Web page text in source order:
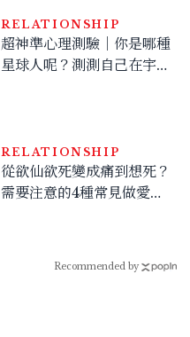
超神準心理測驗｜你是哪種
星球人呢？測測自己在宇宙
RELATIONSHIP
從欲仙欲死變成痛到想死？
需要注意的4種常見做愛體
RELATIONSHIP
Recommended by